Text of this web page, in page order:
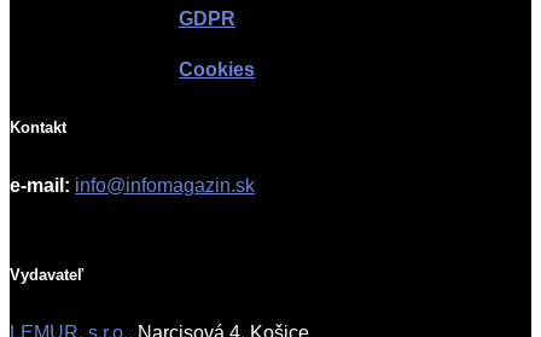
GDPR
Cookies
Kontakt
e-mail: info@infomagazin.sk
Vydavateľ